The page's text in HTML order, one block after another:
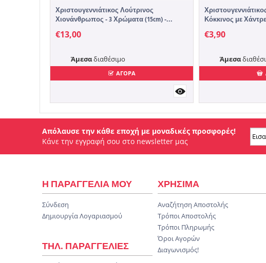
Χριστουγεννιάτικος Λούτρινος
Χιονάνθρωπος - 3 Χρώματα (15cm) -...
€13,00
Άμεσαδιαθέσιμο
ΑΓΟΡΑ
Κόκκινος με
€3,90
Άμεσα
Απόλαυσε την κάθε εποχή με μοναδικές προσφορές!
Κάνε την εγγραφή σου στο newsletter μας
Η ΠΑΡΑΓΓΕΛΙΑ ΜΟΥ
Σύνδεση
Δημιουργία Λογαριασμού
ΤΗΛ. ΠΑΡΑΓΓΕΛΙΕΣ
ΧΡΗΣΙΜΑ
Αναζήτηση Αποστολής
Τρόποι Αποστολής
Τρόποι Πληρωμής
Όροι Αγορών
Διαγωνισμός!